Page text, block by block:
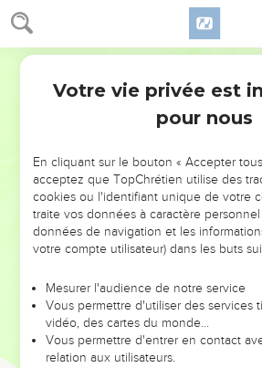
Actes Introduction
d’être témoin de Jésus-Christ «
(ch. 13 à 28).
missionnaires de Saul — appelé
monde méditerranéen : Chypre,
lors, Paul continue son activité, mais
Jérusalem, puis à *Césarée, enfin à
semi-liberté.
Le récit s’achève là.
Cette extraordinaire et miraculeuse
n’est pas seulement le fruit du travail
collaborateurs, c’est aussi l’œuvre du
croître l’Eglise ; Luc le mentionne à
Votre vie privée est
pour nous
En cliquant sur le bouton « Accepter
acceptez que TopChrétien utilise des
cookies ou l'identifiant unique de votre
traite vos données à caractère
données de navigation et les
votre compte utilisateur) dans les buts
Mesurer l'audience de notre service
Vous permettre d'utiliser des services
vidéo, des cartes du monde…
Vous permettre d'entrer en contact
relation aux utilisateurs.